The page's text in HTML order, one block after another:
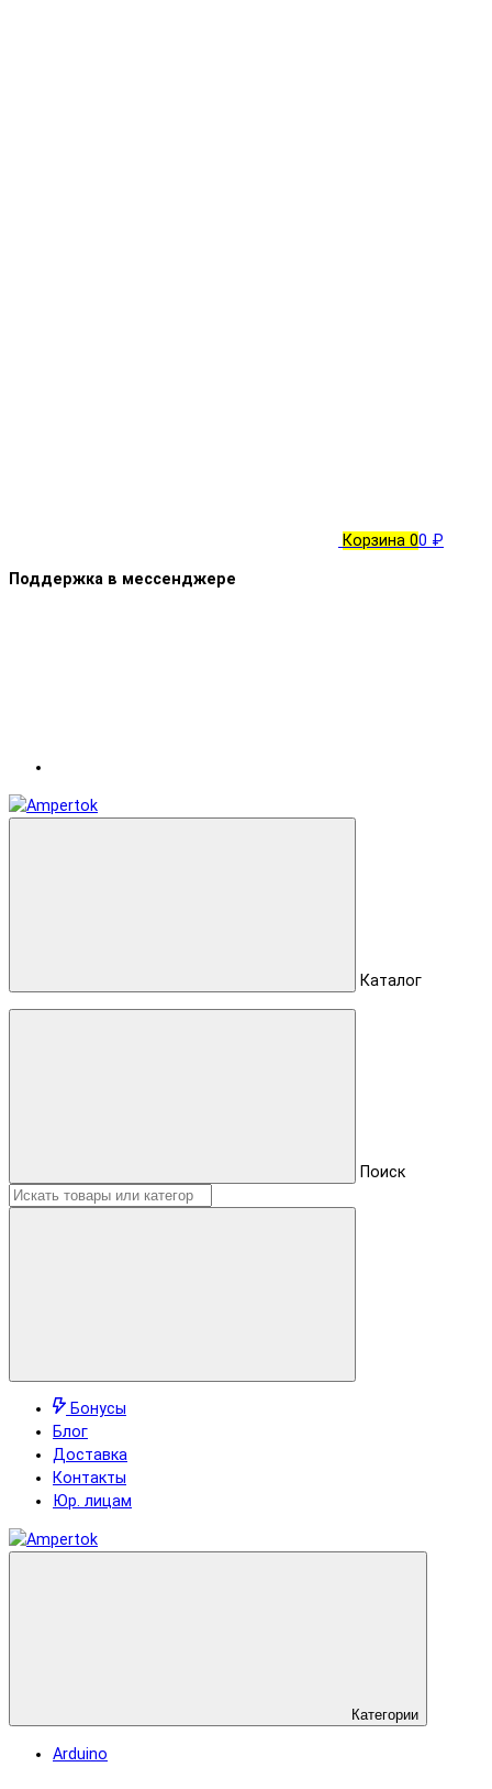
Корзина 00 ₽
Поддержка в мессенджере
Каталог
Поиск
Бонусы
Блог
Доставка
Контакты
Юр. лицам
Категории
Arduino